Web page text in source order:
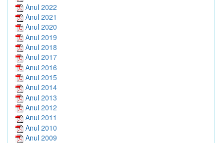
Anul 2022
Anul 2021
Anul 2020
Anul 2019
Anul 2018
Anul 2017
Anul 2016
Anul 2015
Anul 2014
Anul 2013
Anul 2012
Anul 2011
Anul 2010
Anul 2009